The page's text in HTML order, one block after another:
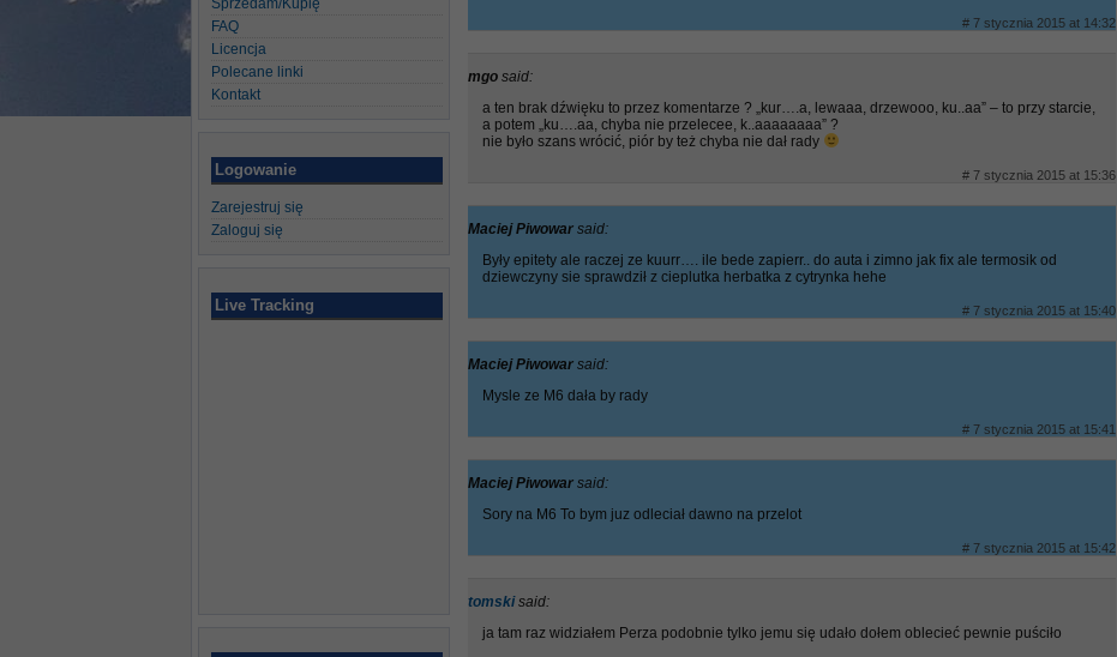
Sprzedam/Kupię
FAQ
Licencja
Polecane linki
Kontakt
Logowanie
Zarejestruj się
Zaloguj się
Live Tracking
# 7 stycznia 2015 at 14:32
mgo said:
a ten brak dźwięku to przez komentarze ? „kur….a, lewaaa, drzewooo, ku..aa” – to przy starcie,
a potem „ku….aa, chyba nie przelecee, k..aaaaaaaa” ?
nie było szans wrócić, piór by też chyba nie dał rady
# 7 stycznia 2015 at 15:36
Maciej Piwowar said:
Były epitety ale raczej ze kuurr…. ile bede zapierr.. do auta i zimno jak fix ale termosik od
dziewczyny sie sprawdził z cieplutka herbatka z cytrynka hehe
# 7 stycznia 2015 at 15:40
Maciej Piwowar said:
Mysle ze M6 dała by rady
# 7 stycznia 2015 at 15:41
Maciej Piwowar said:
Sory na M6 To bym juz odleciał dawno na przelot
# 7 stycznia 2015 at 15:42
tomski said:
ja tam raz widziałem Perza podobnie tylko jemu się udało dołem oblecieć pewnie puściło